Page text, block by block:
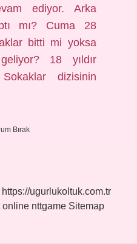
ediyor. Arka
mı? Cuma 28
bitti mi yoksa
18 yıldır
dizisinin
Bırak
https://ugurlukoltuk.com.tr
online nttgame Sitemap